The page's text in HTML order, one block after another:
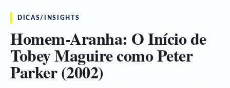
DICAS/INSIGHTS
Homem-Aranha: O Início de
Tobey Maguire como Peter
Parker (2002)